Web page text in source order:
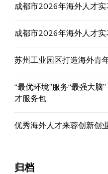
成都市2026年海外人才
成都市2026年海外人才
苏州工业园区打造海外青
“最优环境”服务“最强大
才服务包
优秀海外人才来蓉创新创
归档